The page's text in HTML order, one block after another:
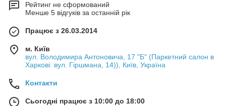
Рейтинг не сформований
Менше 5 відгуків за останній рік
Працює з 26.03.2014
м. Київ
вул. Володимира Антоновича, 17 "Б" (Паркетний салон в
Харкові: вул. Гіршмана, 14)), Київ, Україна
Контакти
Сьогодні працює з 10:00 до 18:00